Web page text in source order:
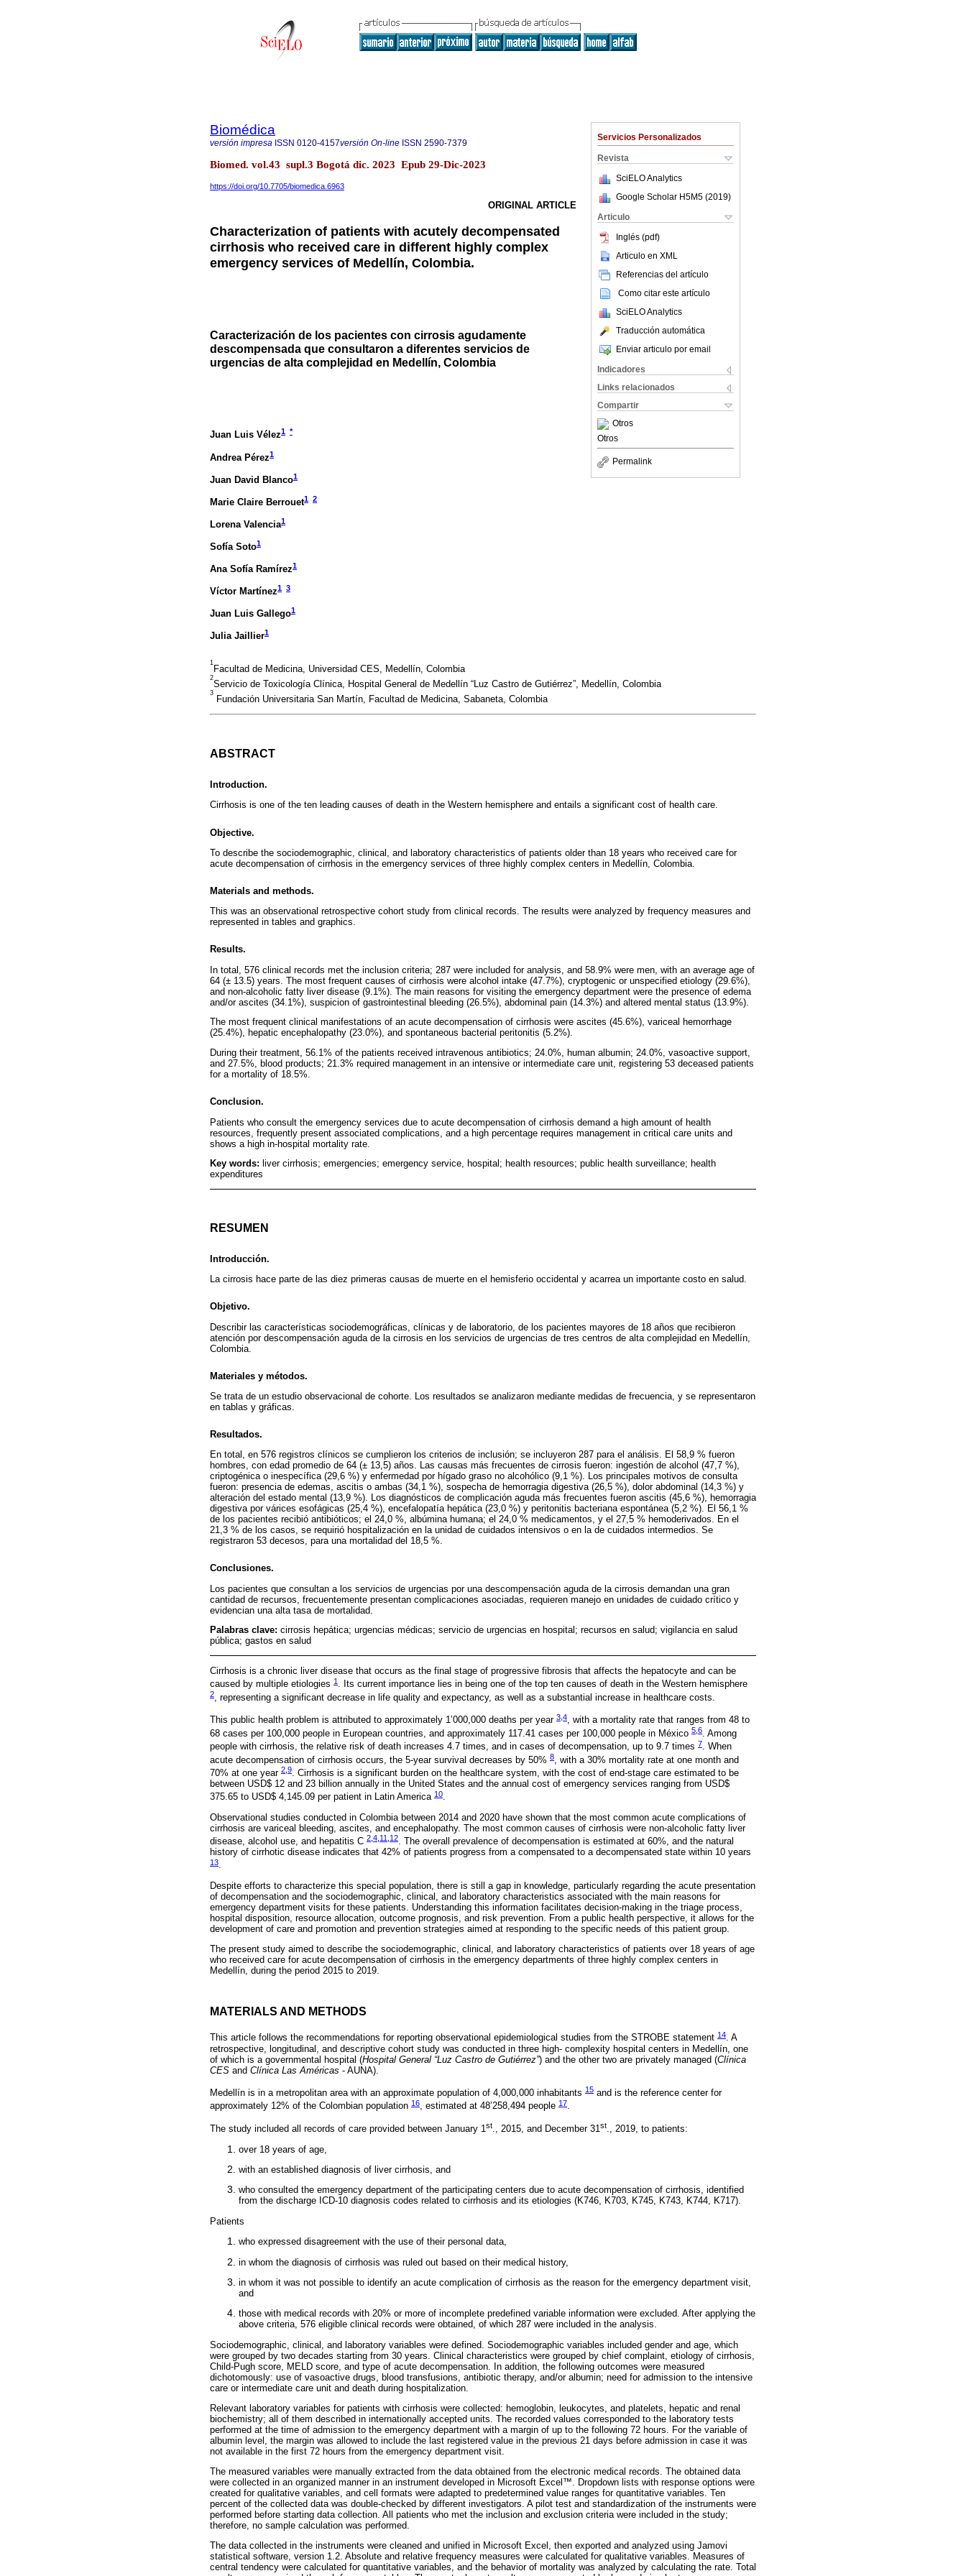
Servicios Personalizados
Revista
SciELO Analytics
Google Scholar H5M5 (2019)
Articulo
Inglés (pdf)
Articulo en XML
Referencias del artículo
Como citar este artículo
SciELO Analytics
Traducción automática
Enviar articulo por email
Indicadores
Links relacionados
Compartir
Otros
Otros
Permalink
Biomédica
versión impresa ISSN 0120-4157versión On-line ISSN 2590-7379
Biomed. vol.43 supl.3 Bogotá dic. 2023 Epub 29-Dic-2023
https://doi.org/10.7705/biomedica.6963
ORIGINAL ARTICLE
Characterization of patients with acutely decompensated
cirrhosis who received care in different highly complex
emergency services of Medellín, Colombia.
Caracterización de los pacientes con cirrosis agudamente
descompensada que consultaron a diferentes servicios de
urgencias de alta complejidad en Medellín, Colombia
Juan Luis Vélez1 *
Andrea Pérez1
Juan David Blanco1
Marie Claire Berrouet1 2
Lorena Valencia1
Sofía Soto1
Ana Sofía Ramírez1
Víctor Martínez1 3
Juan Luis Gallego1
Julia Jaillier1
1
Facultad de Medicina, Universidad CES, Medellín, Colombia
2
Servicio de Toxicología Clínica, Hospital General de Medellín “Luz Castro de Gutiérrez”, Medellín, Colombia
3
Fundación Universitaria San Martín, Facultad de Medicina, Sabaneta, Colombia
ABSTRACT
Introduction.
Cirrhosis is one of the ten leading causes of death in the Western hemisphere and entails a significant cost of health care.
Objective.
To describe the sociodemographic, clinical, and laboratory characteristics of patients older than 18 years who received care for
acute decompensation of cirrhosis in the emergency services of three highly complex centers in Medellín, Colombia.
Materials and methods.
This was an observational retrospective cohort study from clinical records. The results were analyzed by frequency measures and
represented in tables and graphics.
Results.
In total, 576 clinical records met the inclusion criteria; 287 were included for analysis, and 58.9% were men, with an average age of
64 (± 13.5) years. The most frequent causes of cirrhosis were alcohol intake (47.7%), cryptogenic or unspecified etiology (29.6%),
and non-alcoholic fatty liver disease (9.1%). The main reasons for visiting the emergency department were the presence of edema
and/or ascites (34.1%), suspicion of gastrointestinal bleeding (26.5%), abdominal pain (14.3%) and altered mental status (13.9%).
The most frequent clinical manifestations of an acute decompensation of cirrhosis were ascites (45.6%), variceal hemorrhage
(25.4%), hepatic encephalopathy (23.0%), and spontaneous bacterial peritonitis (5.2%).
During their treatment, 56.1% of the patients received intravenous antibiotics; 24.0%, human albumin; 24.0%, vasoactive support,
and 27.5%, blood products; 21.3% required management in an intensive or intermediate care unit, registering 53 deceased patients
for a mortality of 18.5%.
Conclusion.
Patients who consult the emergency services due to acute decompensation of cirrhosis demand a high amount of health
resources, frequently present associated complications, and a high percentage requires management in critical care units and
shows a high in-hospital mortality rate.
Key words: liver cirrhosis; emergencies; emergency service, hospital; health resources; public health surveillance; health
expenditures
RESUMEN
Introducción.
La cirrosis hace parte de las diez primeras causas de muerte en el hemisferio occidental y acarrea un importante costo en salud.
Objetivo.
Describir las características sociodemográficas, clínicas y de laboratorio, de los pacientes mayores de 18 años que recibieron
atención por descompensación aguda de la cirrosis en los servicios de urgencias de tres centros de alta complejidad en Medellín,
Colombia.
Materiales y métodos.
Se trata de un estudio observacional de cohorte. Los resultados se analizaron mediante medidas de frecuencia, y se representaron
en tablas y gráficas.
Resultados.
En total, en 576 registros clínicos se cumplieron los criterios de inclusión; se incluyeron 287 para el análisis. El 58,9 % fueron
hombres, con edad promedio de 64 (± 13,5) años. Las causas más frecuentes de cirrosis fueron: ingestión de alcohol (47,7 %),
criptogénica o inespecífica (29,6 %) y enfermedad por hígado graso no alcohólico (9,1 %). Los principales motivos de consulta
fueron: presencia de edemas, ascitis o ambas (34,1 %), sospecha de hemorragia digestiva (26,5 %), dolor abdominal (14,3 %) y
alteración del estado mental (13,9 %). Los diagnósticos de complicación aguda más frecuentes fueron ascitis (45,6 %), hemorragia
digestiva por várices esofágicas (25,4 %), encefalopatía hepática (23,0 %) y peritonitis bacteriana espontánea (5,2 %). El 56,1 %
de los pacientes recibió antibióticos; el 24,0 %, albúmina humana; el 24,0 % medicamentos, y el 27,5 % hemoderivados. En el
21,3 % de los casos, se requirió hospitalización en la unidad de cuidados intensivos o en la de cuidados intermedios. Se
registraron 53 decesos, para una mortalidad del 18,5 %.
Conclusiones.
Los pacientes que consultan a los servicios de urgencias por una descompensación aguda de la cirrosis demandan una gran
cantidad de recursos, frecuentemente presentan complicaciones asociadas, requieren manejo en unidades de cuidado crítico y
evidencian una alta tasa de mortalidad.
Palabras clave: cirrosis hepática; urgencias médicas; servicio de urgencias en hospital; recursos en salud; vigilancia en salud
pública; gastos en salud
Cirrhosis is a chronic liver disease that occurs as the final stage of progressive fibrosis that affects the hepatocyte and can be
caused by multiple etiologies 1 . Its current importance lies in being one of the top ten causes of death in the Western hemisphere
2, representing a significant decrease in life quality and expectancy, as well as a substantial increase in healthcare costs.
This public health problem is attributed to approximately 1’000,000 deaths per year 3 4, with a mortality rate that ranges from 48 to
68 cases per 100,000 people in European countries, and approximately 117.41 cases per 100,000 people in México 5 6. Among
people with cirrhosis, the relative risk of death increases 4.7 times, and in cases of decompensation, up to 9.7 times 7. When
acute decompensation of cirrhosis occurs, the 5-year survival decreases by 50% 8
, with a 30% mortality rate at one month and
70% at one year 2 9. Cirrhosis is a significant burden on the healthcare system, with the cost of end-stage care estimated to be
between USD$ 12 and 23 billion annually in the United States and the annual cost of emergency services ranging from USD$
375.65 to USD$ 4,145.09 per patient in Latin America 10.
Observational studies conducted in Colombia between 2014 and 2020 have shown that the most common acute complications of
cirrhosis are variceal bleeding, ascites, and encephalopathy. The most common causes of cirrhosis were non-alcoholic fatty liver
disease, alcohol use, and hepatitis C 2 4 11 12. The overall prevalence of decompensation is estimated at 60%, and the natural
history of cirrhotic disease indicates that 42% of patients progress from a compensated to a decompensated state within 10 years
13.
Despite efforts to characterize this special population, there is still a gap in knowledge, particularly regarding the acute presentation
of decompensation and the sociodemographic, clinical, and laboratory characteristics associated with the main reasons for
emergency department visits for these patients. Understanding this information facilitates decision-making in the triage process,
hospital disposition, resource allocation, outcome prognosis, and risk prevention. From a public health perspective, it allows for the
development of care and promotion and prevention strategies aimed at responding to the specific needs of this patient group.
The present study aimed to describe the sociodemographic, clinical, and laboratory characteristics of patients over 18 years of age
who received care for acute decompensation of cirrhosis in the emergency departments of three highly complex centers in
Medellín, during the period 2015 to 2019.
MATERIALS AND METHODS
This article follows the recommendations for reporting observational epidemiological studies from the STROBE statement 14. A
retrospective, longitudinal, and descriptive cohort study was conducted in three high- complexity hospital centers in Medellín, one
of which is a governmental hospital (Hospital General “Luz Castro de Gutiérrez”) and the other two are privately managed (Clínica
CES and Clínica Las Américas - AUNA).
Medellín is in a metropolitan area with an approximate population of 4,000,000 inhabitants 15 and is the reference center for
approximately 12% of the Colombian population 16, estimated at 48’258,494 people 17.
The study included all records of care provided between January 1st., 2015, and December 31st., 2019, to patients:
over 18 years of age,
with an established diagnosis of liver cirrhosis, and
who consulted the emergency department of the participating centers due to acute decompensation of cirrhosis, identified
from the discharge ICD-10 diagnosis codes related to cirrhosis and its etiologies (K746, K703, K745, K743, K744, K717).
Patients
who expressed disagreement with the use of their personal data,
in whom the diagnosis of cirrhosis was ruled out based on their medical history,
in whom it was not possible to identify an acute complication of cirrhosis as the reason for the emergency department visit,
and
those with medical records with 20% or more of incomplete predefined variable information were excluded. After applying the
above criteria, 576 eligible clinical records were obtained, of which 287 were included in the analysis.
Sociodemographic, clinical, and laboratory variables were defined. Sociodemographic variables included gender and age, which
were grouped by two decades starting from 30 years. Clinical characteristics were grouped by chief complaint, etiology of cirrhosis,
Child-Pugh score, MELD score, and type of acute decompensation. In addition, the following outcomes were measured
dichotomously: use of vasoactive drugs, blood transfusions, antibiotic therapy, and/or albumin; need for admission to the intensive
care or intermediate care unit and death during hospitalization.
Relevant laboratory variables for patients with cirrhosis were collected: hemoglobin, leukocytes, and platelets, hepatic and renal
biochemistry; all of them described in internationally accepted units. The recorded values corresponded to the laboratory tests
performed at the time of admission to the emergency department with a margin of up to the following 72 hours. For the variable of
albumin level, the margin was allowed to include the last registered value in the previous 21 days before admission in case it was
not available in the first 72 hours from the emergency department visit.
The measured variables were manually extracted from the data obtained from the electronic medical records. The obtained data
were collected in an organized manner in an instrument developed in Microsoft Excel™. Dropdown lists with response options were
created for qualitative variables, and cell formats were adapted to predetermined value ranges for quantitative variables. Ten
percent of the collected data was double-checked by different investigators. A pilot test and standardization of the instruments were
performed before starting data collection. All patients who met the inclusion and exclusion criteria were included in the study;
therefore, no sample calculation was performed.
The data collected in the instruments were cleaned and unified in Microsoft Excel, then exported and analyzed using Jamovi
statistical software, version 1.2. Absolute and relative frequency measures were calculated for qualitative variables. Measures of
central tendency were calculated for quantitative variables, and the behavior of mortality was analyzed by calculating the rate. Total